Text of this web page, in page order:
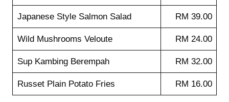
Japanese Style Salmon Salad RM 39.00
Wild Mushrooms Veloute RM 24.00
Sup Kambing Berempah RM 32.00
Russet Plain Potato Fries RM 16.00